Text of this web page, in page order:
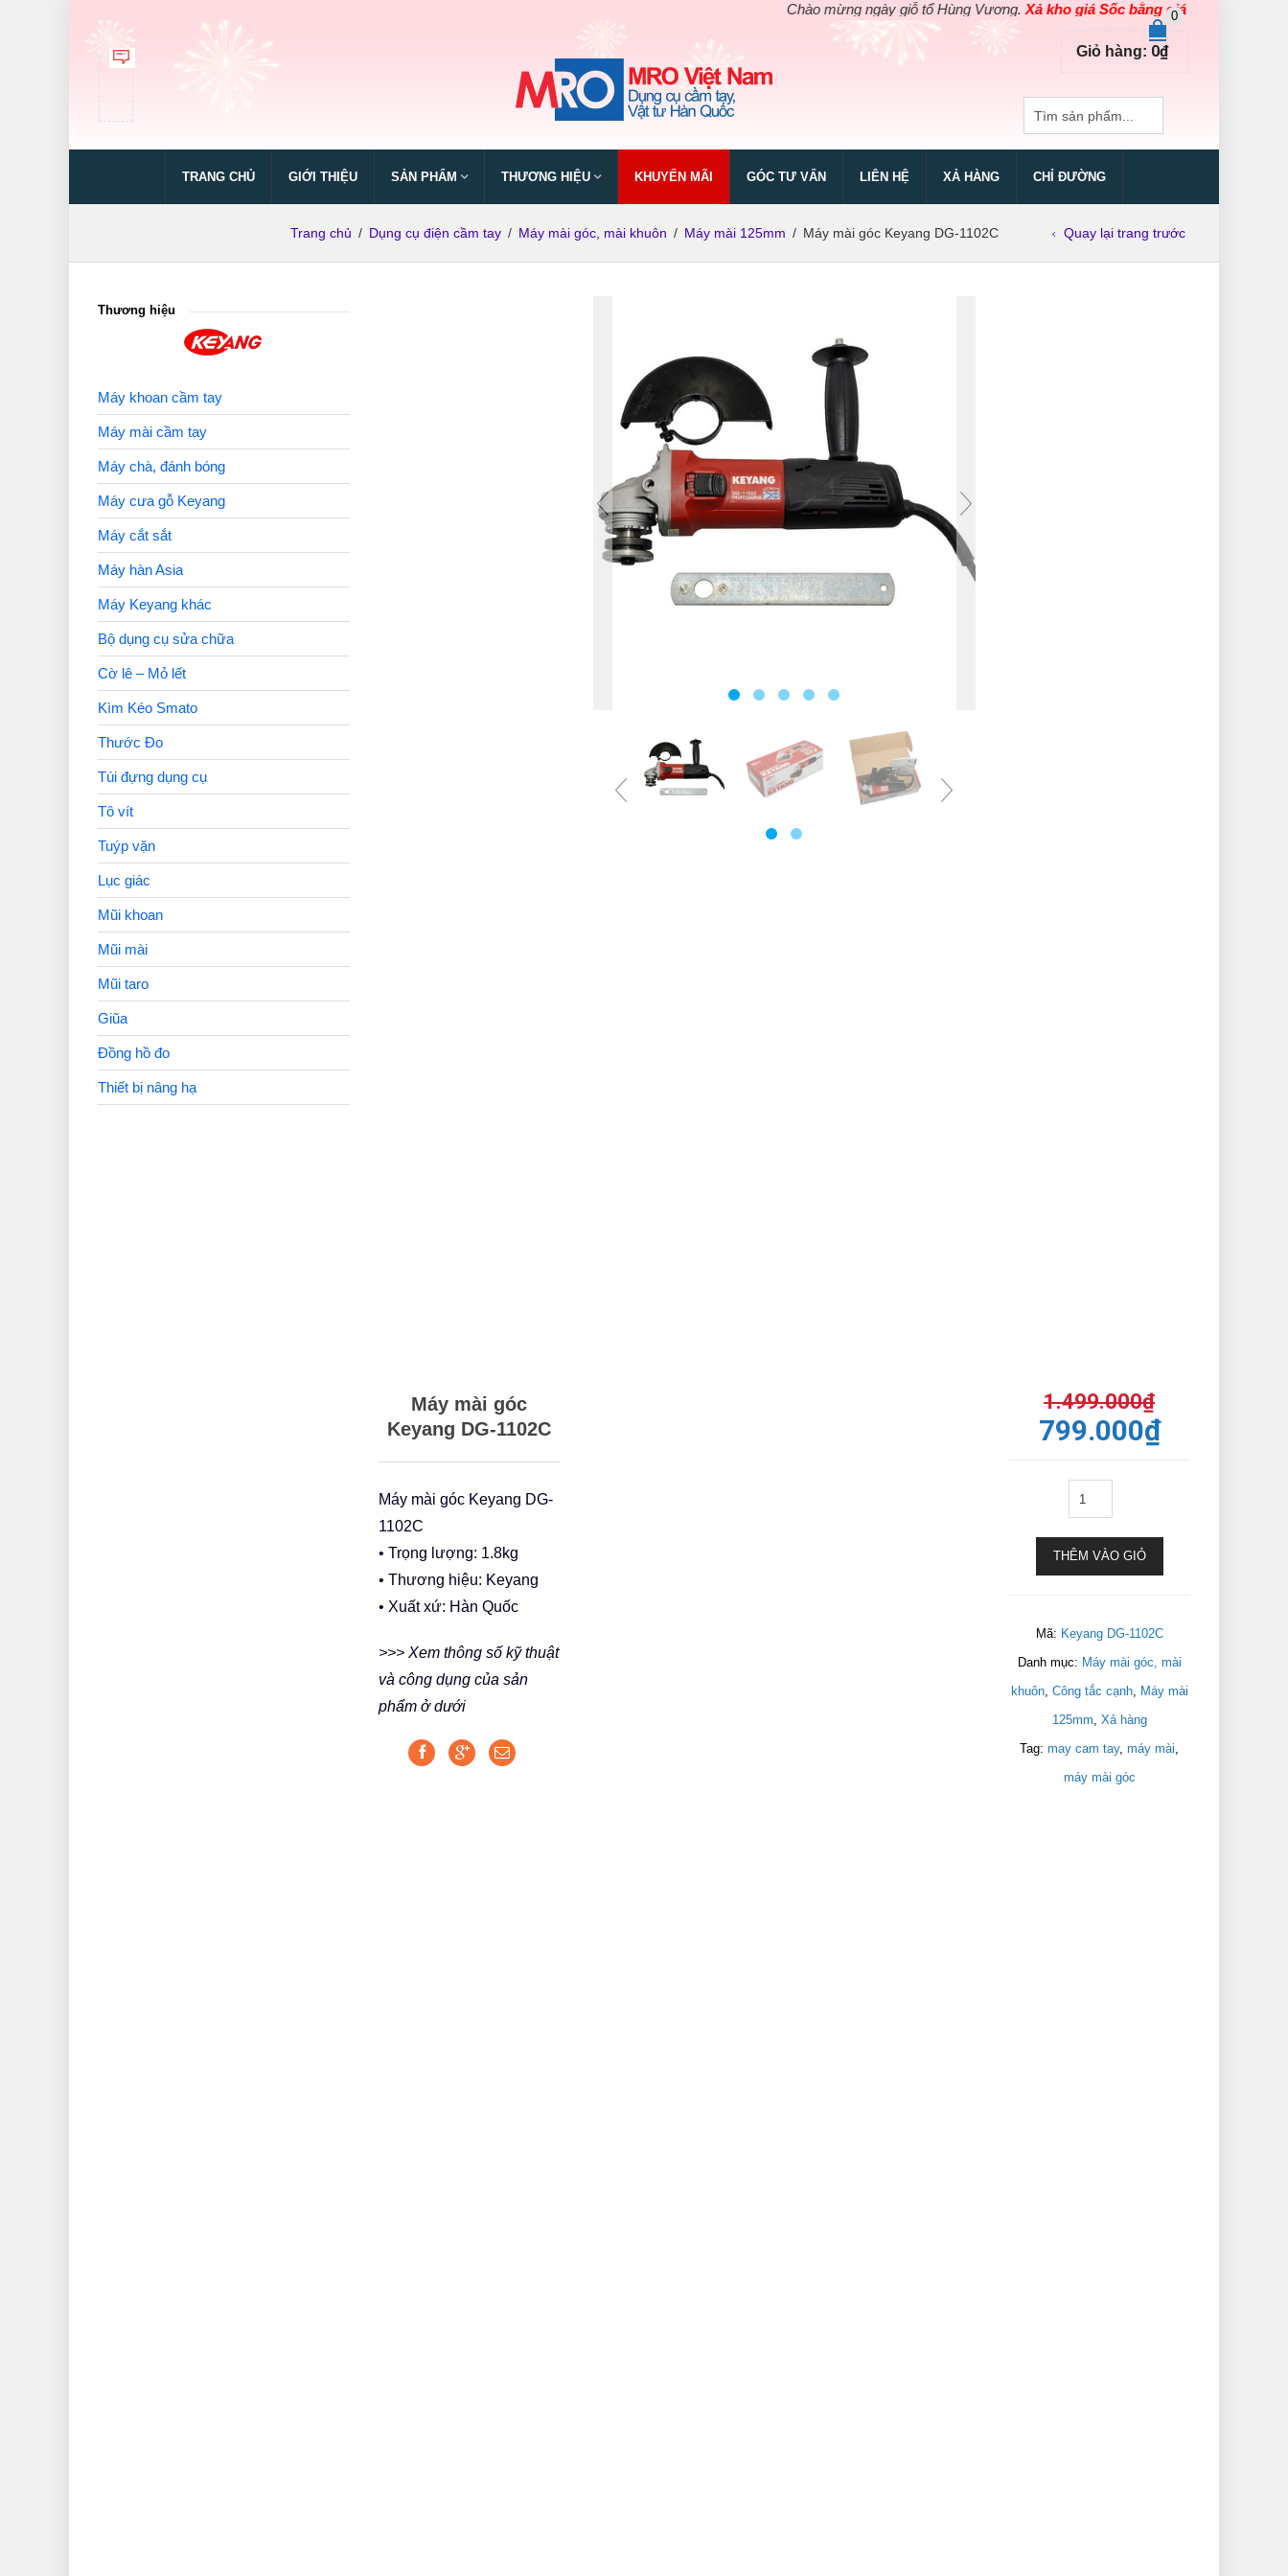
Chào mừng ngày giỗ tổ Hùng Vương.Xả kho giá Sốc bằng giá Gốccho các sản phẩm
0
Giỏ hàng: 0₫
TRANG CHỦ GIỚI THIỆU SẢN PHẨM THƯƠNG HIỆU KHUYẾN MÃI GÓC TƯ VẤN LIÊN HỆ XẢ HÀNG CHỈ ĐƯỜNG
Trang chủ / Dụng cụ điện cầm tay / Máy mài góc, mài khuôn / Máy mài 125mm / Máy mài góc Keyang DG-1102C Quay lại trang trước
Máy mài góc
Keyang DG-1102C
Máy mài góc Keyang DG-
1102C
• Trọng lượng: 1.8kg
• Thương hiệu: Keyang
• Xuất xứ: Hàn Quốc
>>> Xem thông số kỹ thuật
và công dụng của sản
phẩm ở dưới
1.499.000₫
799.000₫
THÊM VÀO GIỎ
Mã: Keyang DG-1102C
Danh mục: Máy mài góc, mài
khuôn, Công tắc cạnh, Máy mài
125mm, Xả hàng
Tag:may cam tay,máy mài,
máy mài góc
Thương hiệu
Máy khoan cầm tay
Máy mài cầm tay
Máy chà, đánh bóng
Máy cưa gỗ Keyang
Máy cắt sắt
Máy hàn Asia
Máy Keyang khác
Bộ dụng cụ sửa chữa
Cờ lê – Mỏ lết
Kìm Kéo Smato
Thước Đo
Túi đựng dụng cụ
Tô vít
Tuýp vặn
Lục giác
Mũi khoan
Mũi mài
Mũi taro
Giũa
Đồng hồ đo
Thiết bị nâng hạ